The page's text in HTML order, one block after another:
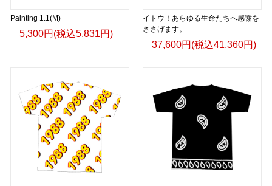
Painting 1.1(M)
5,300円(税込5,831円)
イトウ！あらゆる生命たちへ感謝を
ささげます。
37,600円(税込41,360円)